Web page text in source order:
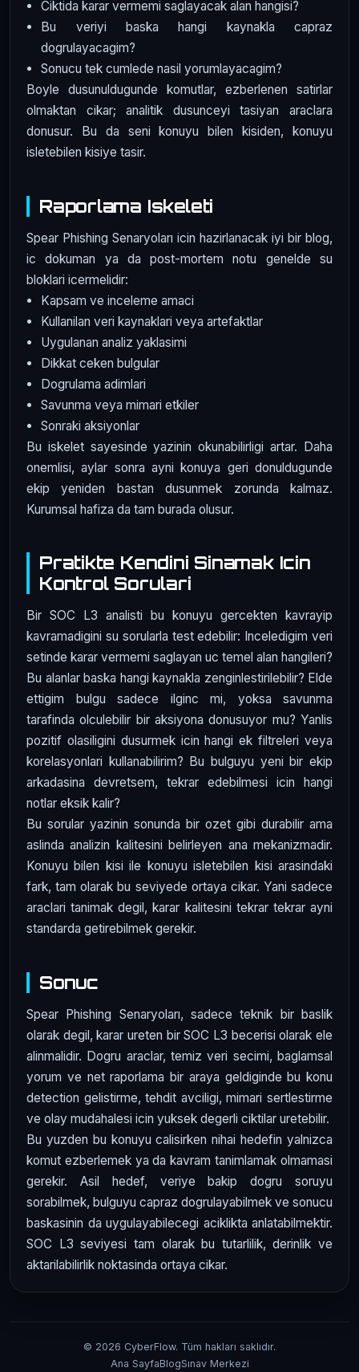
Ciktida karar vermemi saglayacak alan hangisi?
Bu veriyi baska hangi kaynakla capraz
dogrulayacagim?
Sonucu tek cumlede nasil yorumlayacagim?
Boyle dusunuldugunde komutlar, ezberlenen satirlar
olmaktan cikar; analitik dusunceyi tasiyan araclara
donusur. Bu da seni konuyu bilen kisiden, konuyu
isletebilen kisiye tasir.
Raporlama Iskeleti
Spear Phishing Senaryoları icin hazirlanacak iyi bir blog,
ic dokuman ya da post-mortem notu genelde su
bloklari icermelidir:
Kapsam ve inceleme amaci
Kullanilan veri kaynaklari veya artefaktlar
Uygulanan analiz yaklasimi
Dikkat ceken bulgular
Dogrulama adimlari
Savunma veya mimari etkiler
Sonraki aksiyonlar
Bu iskelet sayesinde yazinin okunabilirligi artar. Daha
onemlisi, aylar sonra ayni konuya geri donuldugunde
ekip yeniden bastan dusunmek zorunda kalmaz.
Kurumsal hafiza da tam burada olusur.
Pratikte Kendini Sinamak Icin
Kontrol Sorulari
Bir SOC L3 analisti bu konuyu gercekten kavrayip
kavramadigini su sorularla test edebilir: Inceledigim veri
setinde karar vermemi saglayan uc temel alan hangileri?
Bu alanlar baska hangi kaynakla zenginlestirilebilir? Elde
ettigim bulgu sadece ilginc mi, yoksa savunma
tarafinda olculebilir bir aksiyona donusuyor mu? Yanlis
pozitif olasiligini dusurmek icin hangi ek filtreleri veya
korelasyonlari kullanabilirim? Bu bulguyu yeni bir ekip
arkadasina devretsem, tekrar edebilmesi icin hangi
notlar eksik kalir?
Bu sorular yazinin sonunda bir ozet gibi durabilir ama
aslinda analizin kalitesini belirleyen ana mekanizmadir.
Konuyu bilen kisi ile konuyu isletebilen kisi arasindaki
fark, tam olarak bu seviyede ortaya cikar. Yani sadece
araclari tanimak degil, karar kalitesini tekrar tekrar ayni
standarda getirebilmek gerekir.
Sonuc
Spear Phishing Senaryoları, sadece teknik bir baslik
olarak degil, karar ureten bir SOC L3 becerisi olarak ele
alinmalidir. Dogru araclar, temiz veri secimi, baglamsal
yorum ve net raporlama bir araya geldiginde bu konu
detection gelistirme, tehdit avciligi, mimari sertlestirme
ve olay mudahalesi icin yuksek degerli ciktilar uretebilir.
Bu yuzden bu konuyu calisirken nihai hedefin yalnizca
komut ezberlemek ya da kavram tanimlamak olmamasi
gerekir. Asil hedef, veriye bakip dogru soruyu
sorabilmek, bulguyu capraz dogrulayabilmek ve sonucu
baskasinin da uygulayabilecegi aciklikta anlatabilmektir.
SOC L3 seviyesi tam olarak bu tutarlilik, derinlik ve
aktarilabilirlik noktasinda ortaya cikar.
© 2026 CyberFlow. Tüm hakları saklıdır.
Ana SayfaBlogSınav Merkezi